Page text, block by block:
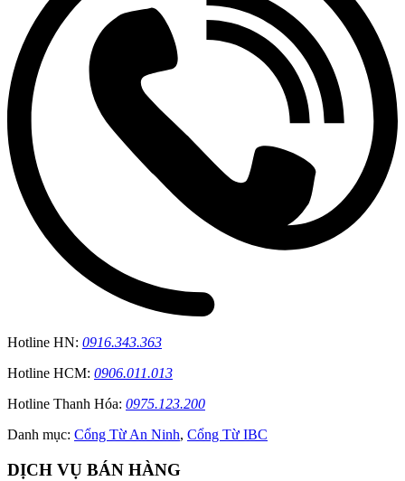
Hotline HN: 0916.343.363
Hotline HCM: 0906.011.013
Hotline Thanh Hóa: 0975.123.200
Danh mục: Cổng Từ An Ninh, Cổng Từ IBC
DỊCH VỤ BÁN HÀNG